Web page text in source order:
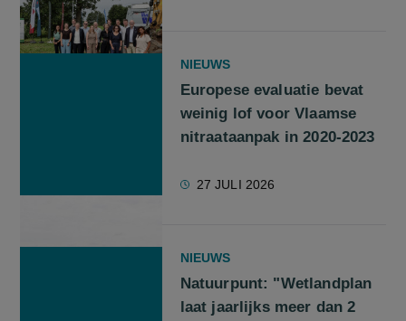
NIEUWS
Europese evaluatie bevat
weinig lof voor Vlaamse
nitraataanpak in 2020-2023
27 JULI 2026
NIEUWS
Natuurpunt: "Wetlandplan
laat jaarlijks meer dan 2